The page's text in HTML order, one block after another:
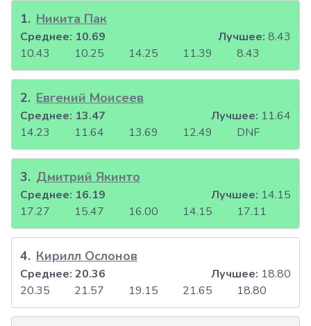
1. Никита Пак
10.43 10.25 14.25 11.39 8.43
Среднее: 10.69 Лучшее: 8.43
2. Евгений Моисеев
14.23 11.64 13.69 12.49 DNF
Среднее: 13.47 Лучшее: 11.64
3. Дмитрий Якинто
17.27 15.47 16.00 14.15 17.11
Среднее: 16.19 Лучшее: 14.15
4. Кирилл Ослонов
20.35 21.57 19.15 21.65 18.80
Среднее: 20.36 Лучшее: 18.80